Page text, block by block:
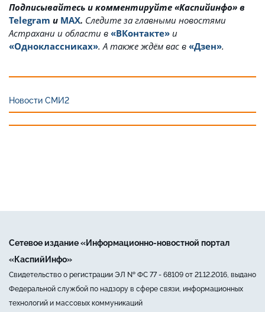
Подписывайтесь и комментируйте «Каспийинфо» в
Telegram и MAX. Cледите за главными новостями
Астрахани и области в «ВКонтакте» и
«Одноклассниках». А также ждём вас в «Дзен».
Новости СМИ2
Сетевое издание «Информационно-новостной портал
«КаспийИнфо»
Свидетельство о регистрации ЭЛ № ФС 77 - 68109 от 21.12.2016, выдано
Федеральной службой по надзору в сфере связи, информационных
технологий и массовых коммуникаций